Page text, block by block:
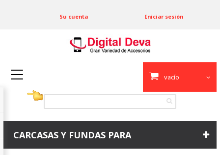
Iniciar sesión
Su cuenta
vacío
CARCASAS Y FUNDAS PARA